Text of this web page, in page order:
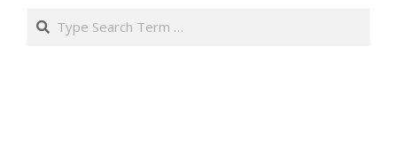
Search